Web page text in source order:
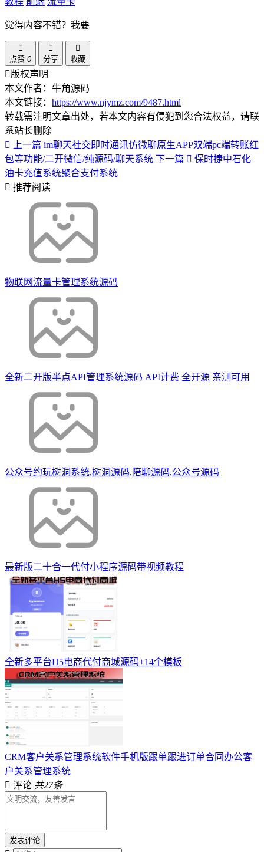
觉得内容不错？我要
点赞 0 分享 收藏
版权声明
本文作者：牛角源码
本文链接： https://www.njymz.com/9487.html
转载需注明文章出处，若本文内容有侵犯到您合法权益，请联
系站长删除
上一篇 im聊天社交即时通讯仿微聊原生APP双端pc端转账红
包等功能/二开微信/纯源码/聊天系统 下一篇
保时捷中石化
油卡充值系统聚合支付系统
推荐阅读
物联网流量卡管理系统源码
全新二开版半点API管理系统源码 API计费 全开源 亲测可用
公众号约玩树洞系统,树洞源码,陪聊源码,公众号源码
最新版二十合一代付小程序源码带视频教程
全新多平台H5电商代付商城源码+14个模板
CRM客户关系管理系统软件手机版跟单跟进订单合同办公客
户关系管理系统
评论 共27条
发表评论